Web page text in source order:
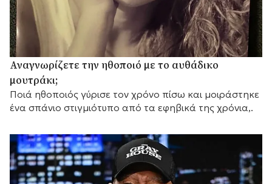
Αναγνωρίζετε την ηθοποιό με το αυθάδικο
μουτράκι;
Ποιά ηθοποιός γύρισε τον χρόνο πίσω και μοιράστηκε
ένα σπάνιο στιγμιότυπο από τα εφηβικά της χρόνια,.